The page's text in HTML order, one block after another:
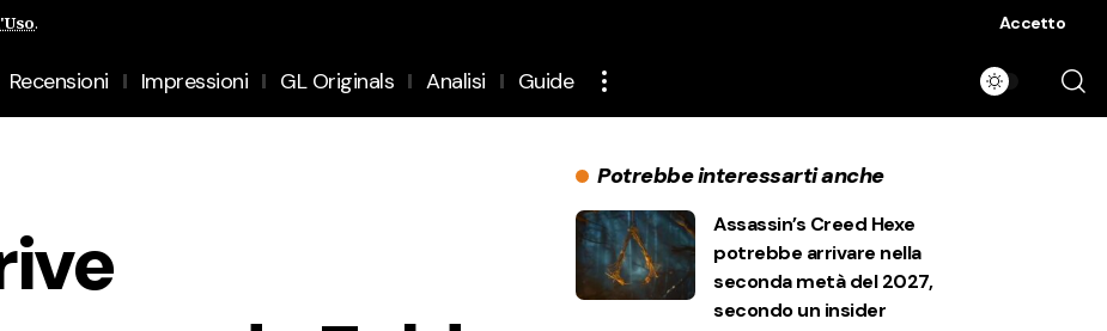
. Accetto
Recensioni Impressioni GL Originals Analisi Guide
Potrebbe interessarti anche
Assassin’s Creed Hexe
potrebbe arrivare nella
seconda metà del 2027,
secondo un insider